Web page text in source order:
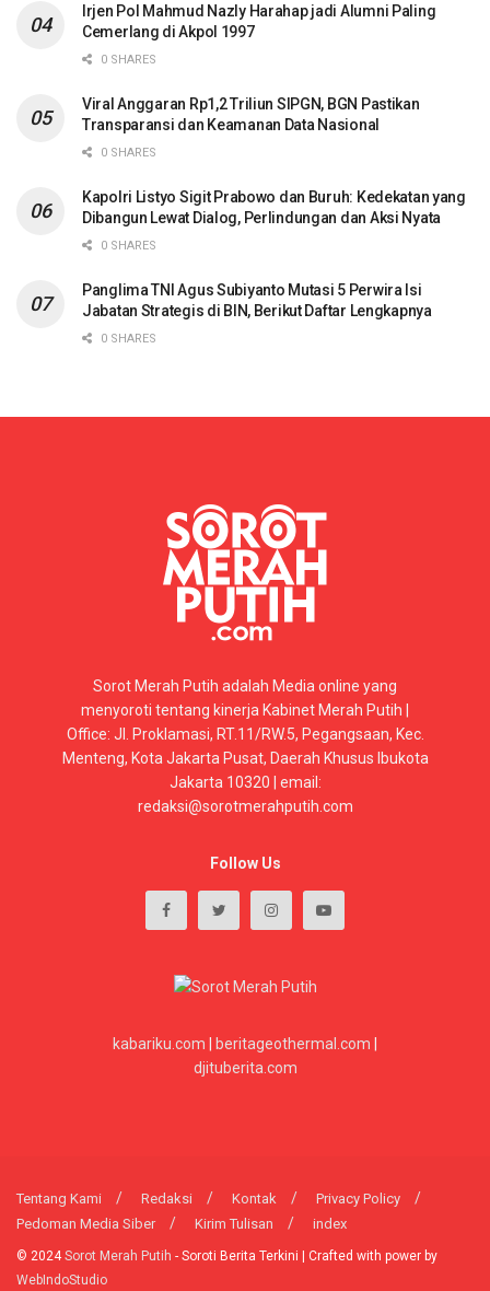
Irjen Pol Mahmud Nazly Harahap jadi Alumni Paling
Cemerlang di Akpol 1997
0 SHARES
Viral Anggaran Rp1,2 Triliun SIPGN, BGN Pastikan
Transparansi dan Keamanan Data Nasional
0 SHARES
Kapolri Listyo Sigit Prabowo dan Buruh: Kedekatan yang
Dibangun Lewat Dialog, Perlindungan dan Aksi Nyata
0 SHARES
Panglima TNI Agus Subiyanto Mutasi 5 Perwira Isi
Jabatan Strategis di BIN, Berikut Daftar Lengkapnya
0 SHARES
Sorot Merah Putih adalah Media online yang
menyoroti tentang kinerja Kabinet Merah Putih |
Office: Jl. Proklamasi, RT.11/RW.5, Pegangsaan, Kec.
Menteng, Kota Jakarta Pusat, Daerah Khusus Ibukota
Jakarta 10320 | email:
redaksi@sorotmerahputih.com
Follow Us
kabariku.com beritageothermal.com
djituberita.com
Tentang Kami Redaksi Kontak
Privacy Policy
Pedoman Media Siber
Kirim Tulisan index
© 2024Sorot Merah Putih - Soroti Berita Terkini | Crafted with power by
WebIndoStudio